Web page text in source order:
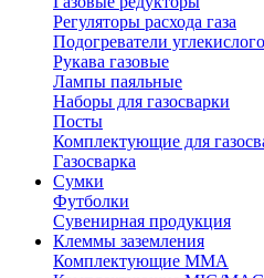
Регуляторы расхода газа
Подогреватели
Рукава газовые
Лампы паяльные
Наборы для газосварки
Посты
Комплектующие для
Газосварка
Сумки
Футболки
Сувенирная продукция
Клеммы заземления
Комплектующие ММА